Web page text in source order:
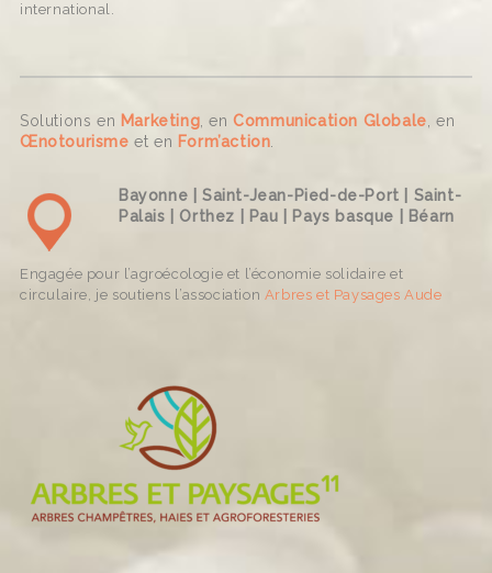
international.
Solutions en Marketing , en Communication Globale , en
Œnotourisme et en Form’action
Bayonne | Saint-Jean-Pied-de-Port | Saint-
Palais | Orthez | Pau | Pays basque | Béarn
Engagée pour l’agroécologie et l’économie solidaire et
circulaire, je soutiens l’association Arbres et Paysages Aude